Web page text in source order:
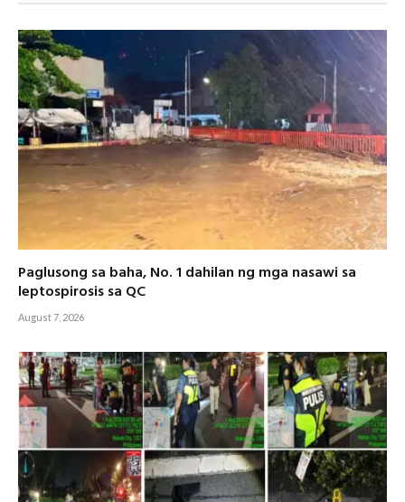
Paglusong sa baha, No. 1 dahilan ng mga nasawi sa
leptospirosis sa QC
August 7, 2026